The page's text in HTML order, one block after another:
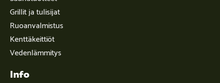
Grillit ja tulisijat
Ruoanvalmistus
Kenttäkeittiöt
Vedenlämmitys
Info